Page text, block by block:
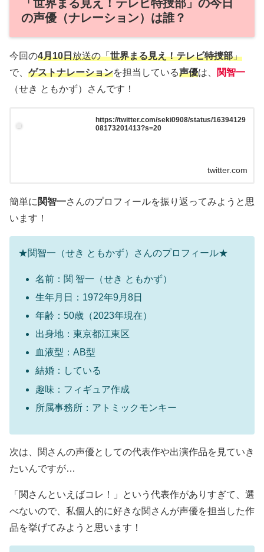
「世界まる見え！テレビ特捜部」の今日
の声優（ナレーション）は誰？
今回の4月10日放送の「世界まる見え！テレビ特捜部」
で、 ゲストナレーションを担当している声優は、
関智一
（せき ともかず）さんです！
https://twitter.com/seki0908/status/16394129
08173201413?s=20
twitter.com
簡単に 関智一さんのプロフィールを振り返ってみようと思
います！
★関智一（せき ともかず）さんのプロフィール★
名前：関 智一（せき ともかず）
生年月日：1972年9月8日
年齢：50歳（2023年現在）
出身地：東京都江東区
血液型：AB型
結婚：している
趣味：フィギュア作成
所属事務所：アトミックモンキー
次は、関さんの声優としての代表作や出演作品を見ていき
たいんですが…
「関さんといえばコレ！」という代表作がありすぎて、選
べないので、私個人的に好きな関さんが声優を担当した作
品を挙げてみようと思います！